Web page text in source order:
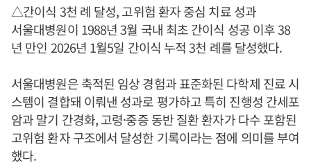
△간이식 3천 례 달성, 고위험 환자 중심 치료 성과
서울대병원이 1988년 3월 국내 최초 간이식 성공 이후 38
년 만인 2026년 1월5일 간이식 누적 3천 례를 달성했다.
서울대병원은 축적된 임상 경험과 표준화된 다학제 진료 시
스템이 결합돼 이뤄낸 성과로 평가하고 특히 진행성 간세포
암과 말기 간경화, 고령·중증 동반 질환 환자가 다수 포함된
고위험 환자 구조에서 달성한 기록이라는 점에 의미를 부여
했다.